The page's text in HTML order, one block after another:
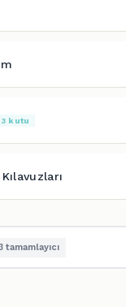
3 kutu
tamamlayıcı